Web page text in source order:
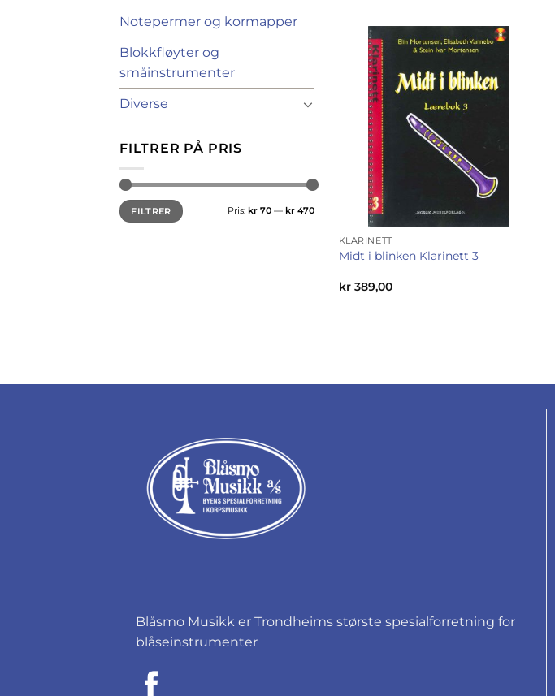
Notepermer og kormapper
Blokkfløyter og
småinstrumenter
Diverse
FILTRER PÅ PRIS
Min.
pris
Makspris
FILTRER Pris: kr 70 — kr 470
KLARINETT
Midt i blinken Klarinett 3
kr389,00
Blåsmo Musikk er Trondheims største spesialforretning for
blåseinstrumenter